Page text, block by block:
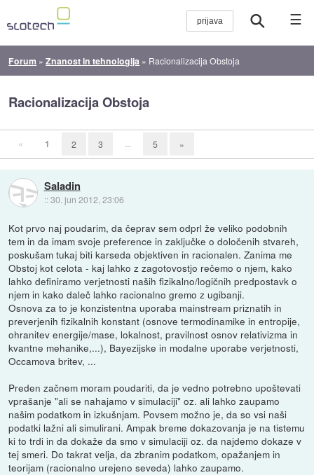
☰
Forum »Znanost in tehnologija » Racionalizacija Obstoja
Racionalizacija Obstoja
« 1 2 3 ... 5 »
Saladin
::30. jun 2012, 23:06
Kot prvo naj poudarim, da čeprav sem odprl že veliko podobnih
tem in da imam svoje preference in zaključke o določenih stvareh,
poskušam tukaj biti karseda objektiven in racionalen. Zanima me
Obstoj kot celota - kaj lahko z zagotovostjo rečemo o njem, kako
lahko definiramo verjetnosti naših fizikalno/logičnih predpostavk o
njem in kako daleč lahko racionalno gremo z ugibanji.
Osnova za to je konzistentna uporaba mainstream priznatih in
preverjenih fizikalnih konstant (osnove termodinamike in entropije,
ohranitev energije/mase, lokalnost, pravilnost osnov relativizma in
kvantne mehanike,...), Bayezijske in modalne uporabe verjetnosti,
Occamova britev, ...
Preden začnem moram poudariti, da je vedno potrebno upoštevati
vprašanje "ali se nahajamo v simulaciji" oz. ali lahko zaupamo
našim podatkom in izkušnjam. Povsem možno je, da so vsi naši
podatki lažni ali simulirani. Ampak breme dokazovanja je na tistemu
ki to trdi in da dokaže da smo v simulaciji oz. da najdemo dokaze v
tej smeri. Do takrat velja, da zbranim podatkom, opažanjem in
teorijam (racionalno urejeno seveda) lahko zaupamo.